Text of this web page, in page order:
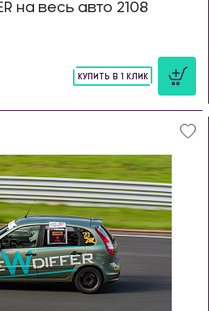
на весь авто 2108
КУПИТЬ В 1 КЛИК